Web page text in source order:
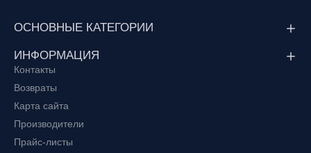
ОСНОВНЫЕ КАТЕГОРИИ
ИНФОРМАЦИЯ
Контакты
Возвраты
Карта сайта
Производители
Прайс-листы